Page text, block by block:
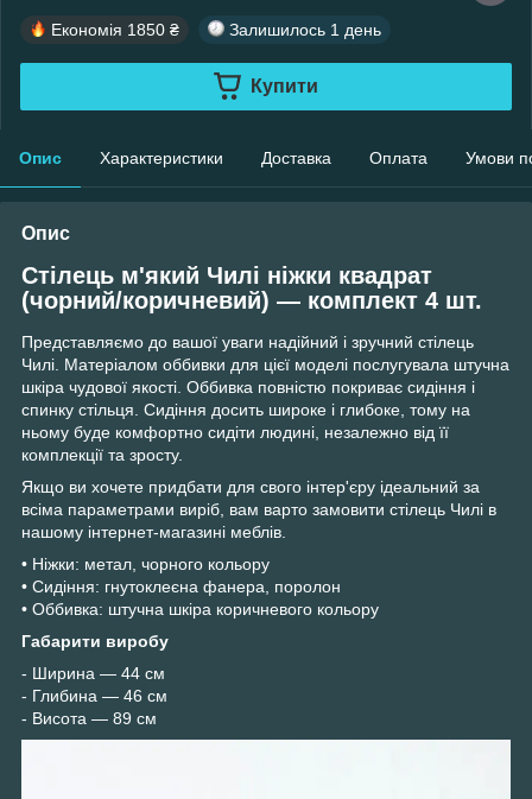
Економія 1850 ₴ Залишилось 1 день
Купити
Опис Характеристики Доставка Оплата Умови
Опис
Стілець м'який Чилі ніжки квадрат
(чорний/коричневий) — комплект 4 шт.
Представляємо до вашої уваги надійний і зручний стілець
Чилі. Матеріалом оббивки для цієї моделі послугувала штучна
шкіра чудової якості. Оббивка повністю покриває сидіння і
спинку стільця. Сидіння досить широке і глибоке, тому на
ньому буде комфортно сидіти людині, незалежно від її
комплекції та зросту.
Якщо ви хочете придбати для свого інтер'єру ідеальний за
всіма параметрами виріб, вам варто замовити стілець Чилі в
нашому інтернет-магазині меблів.
• Ніжки: метал, чорного кольору
• Сидіння: гнутоклеєна фанера, поролон
• Оббивка: штучна шкіра коричневого кольору
Габарити виробу
- Ширина — 44 см
- Глибина — 46 см
- Висота — 89 см